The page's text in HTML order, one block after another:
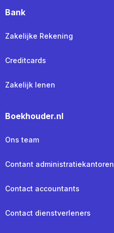
Bank
Zakelijke Rekening
Creditcards
Zakelijk lenen
Boekhouder.nl
Ons team
Contant administratiekantoren
Contact accountants
Contact dienstverleners